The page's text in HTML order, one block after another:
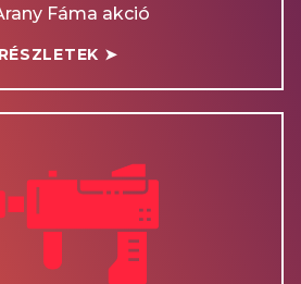
Fáma akció
RÉSZLETEK ➤